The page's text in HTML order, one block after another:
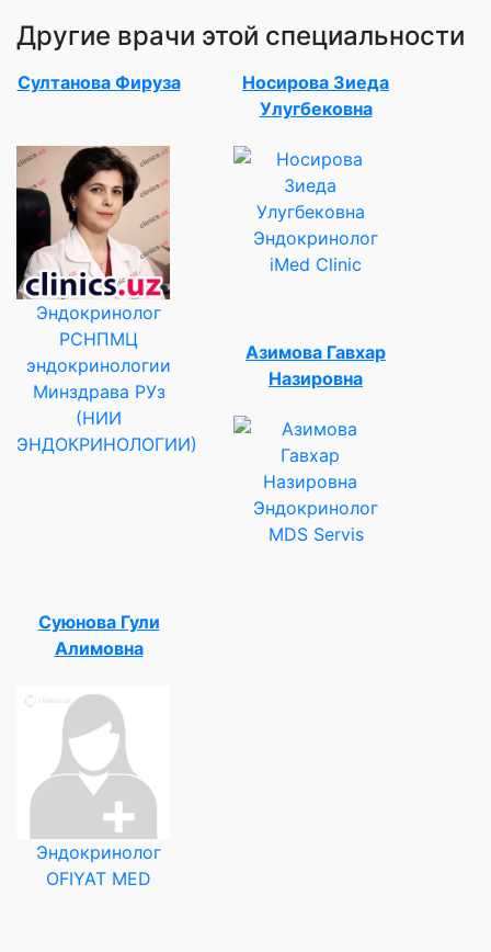
Другие врачи этой специальности
Султанова Фируза
Эндокринолог
РСНПМЦ
эндокринологии
Минздрава РУз
(НИИ
ЭНДОКРИНОЛОГИИ)
Носирова Зиеда
Улугбековна
Эндокринолог
iMed Clinic
Азимова Гавхар
Назировна
Эндокринолог
MDS Servis
Суюнова Гули
Алимовна
Эндокринолог
OFIYAT MED